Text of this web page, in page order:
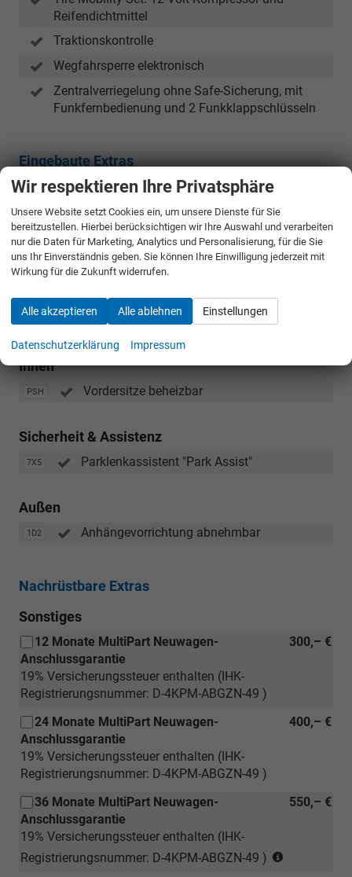
Reifendichtmittel
Traktionskontrolle
Wegfahrsperre elektronisch
Zentralverriegelung ohne Safe-Sicherung, mit
Funkfernbedienung und 2 Funkklappschlüsseln
Eingebaute Extras
Pakete
W09
Technik-Paket
Navigationssystem: Discover Media mit 6
Lautsprechern / 8 Zoll Touchscreen / App-Connect
Wireless für Apple CarPlay und Android Auto/
Klimaanlage "Air Car Climatronic" mit Aktiv-
Kombifilter und 2-Zonen-Temperaturregelung
Innen
PSH Vordersitze beheizbar
Sicherheit & Assistenz
7X5 Parklenkassistent "Park Assist"
Außen
1D2 Anhängevorrichtung abnehmbar
Nachrüstbare Extras
Sonstiges
300,– €
12 Monate MultiPart Neuwagen-
Anschlussgarantie
19% Versicherungssteuer enthalten (IHK-
Registrierungsnummer: D-4KPM-ABGZN-49 )
400,– €
24 Monate MultiPart Neuwagen-
Anschlussgarantie
19% Versicherungssteuer enthalten (IHK-
Registrierungsnummer: D-4KPM-ABGZN-49 )
550,– €
36 Monate MultiPart Neuwagen-
Anschlussgarantie
19% Versicherungssteuer enthalten (IHK-
Registrierungsnummer: D-4KPM-ABGZN-49 )
Wir respektieren Ihre Privatsphäre
Unsere Website setzt Cookies ein, um unsere Dienste für Sie
bereitzustellen. Hierbei berücksichtigen wir Ihre Auswahl und verarbeiten
nur die Daten für Marketing, Analytics und Personalisierung, für die Sie
uns Ihr Einverständnis geben. Sie können Ihre Einwilligung jederzeit mit
Wirkung für die Zukunft widerrufen.
Alle akzeptieren Alle ablehnen Einstellungen
Datenschutzerklärung Impressum